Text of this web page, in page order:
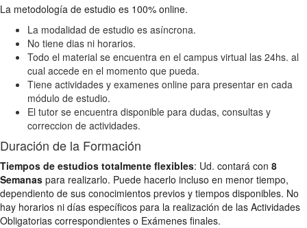
La metodología de estudio es 100% online.
La modalidad de estudio es asíncrona.
No tiene dias ni horarios.
Todo el material se encuentra en el campus virtual las 24hs. al
cual accede en el momento que pueda.
Tiene actividades y examenes online para presentar en cada
módulo de estudio.
El tutor se encuentra disponible para dudas, consultas y
correccion de actividades.
Duración de la Formación
Tiempos de estudios totalmente flexibles: Ud. contará con 8
Semanas para realizarlo. Puede hacerlo incluso en menor tiempo,
dependiento de sus conocimientos previos y tiempos disponibles. No
hay horarios ni días específicos para la realización de las Actividades
Obligatorias correspondientes o Exámenes finales.